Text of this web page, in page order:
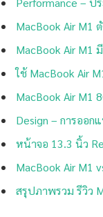
MacBook Air M1
MacBook Air M1
ใช้ MacBook Air
MacBook Air M1
Design – การออก
หน้าจอ 13.3 นิ้ว
MacBook Air M1
สรุปภาพรวม รีวิว